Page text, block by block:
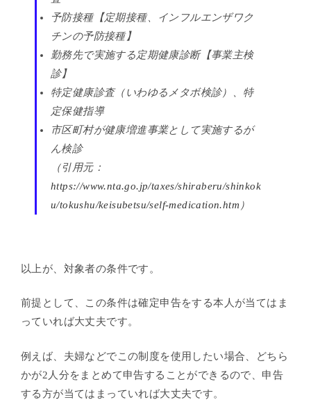
予防接種【定期接種、インフルエンザワク
チンの予防接種】
勤務先で実施する定期健康診断【事業主検
診】
特定健康診査（いわゆるメタボ検診）、特
定保健指導
市区町村が健康増進事業として実施するが
ん検診
（引用元：
https://www.nta.go.jp/taxes/shiraberu/shinkok
u/tokushu/keisubetsu/self-medication.htm ）
以上が、対象者の条件です。
前提として、この条件は確定申告をする本人が当てはま
っていれば大丈夫です。
例えば、夫婦などでこの制度を使用したい場合、どちら
かが2人分をまとめて申告することができるので、申告
する方が当てはまっていれば大丈夫です。